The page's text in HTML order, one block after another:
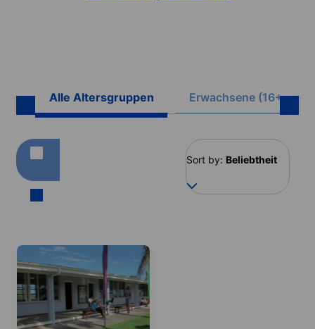
Alle Altersgruppen Erwachsene (16+)
Sort by: Beliebtheit